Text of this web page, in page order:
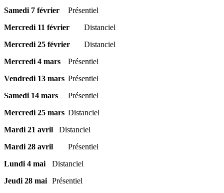
Samedi 7 février
Présentiel
Mercredi 11 février
Distanciel
Mercredi 25 février
Distanciel
Mercredi 4 mars
Présentiel
Vendredi 13 mars Présentiel
Samedi 14 mars
Présentiel
Mercredi 25 mars Distanciel
Mardi 21 avril
Distanciel
Mardi 28 avril
Présentiel
Lundi 4 mai
Distanciel
Jeudi 28 mai Présentiel